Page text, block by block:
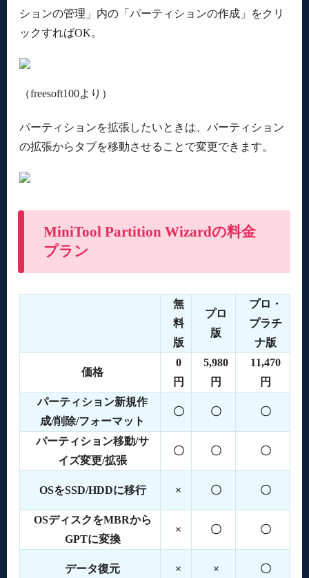
ションの管理」内の「パーティションの作成」をクリ
ックすればOK。
（freesoft100より）
パーティションを拡張したいときは、パーティション
の拡張からタブを移動させることで変更できます。
MiniTool Partition Wizardの料金
プラン
無
料
版
プロ
版
プロ・
プラチ
ナ版
価格
0
円
5,980
円
11,470
円
パーティション新規作
成/削除/フォーマット
〇 〇 〇
パーティション移動/サ
イズ変更/拡張
〇 〇 〇
OSをSSD/HDDに移行 × 〇 〇
OSディスクをMBRから
GPTに変換
× 〇 〇
データ復元 × × 〇